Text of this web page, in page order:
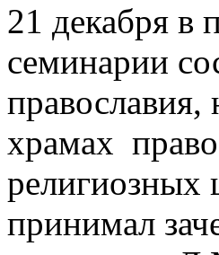
21 декабря в
семинарии
храмах
религиозных
принимал